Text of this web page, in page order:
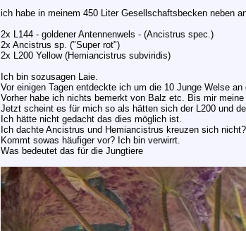
ich habe in meinem 450 Liter Gesellschaftsbecken neben
2x L144 - goldener Antennenwels - (Ancistrus spec.)
2x Ancistrus sp. ("Super rot")
2x L200 Yellow (Hemiancistrus subviridis)
Ich bin sozusagen Laie.
Vor einigen Tagen entdeckte ich um die 10 Junge Welse
Vorher habe ich nichts bemerkt von Balz etc. Bis mir
Jetzt scheint es für mich so als hätten sich der L200 und
Ich hätte nicht gedacht das dies möglich ist.
Ich dachte Ancistrus und Hemiancistrus kreuzen sich nicht?
Kommt sowas häufiger vor? Ich bin verwirrt.
Was bedeutet das für die Jungtiere